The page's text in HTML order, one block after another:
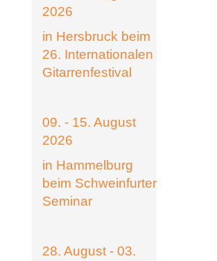
2026
in Hersbruck beim
26. Internationalen
Gitarrenfestival
09. - 15. August
2026
in Hammelburg
beim Schweinfurter
Seminar
28. August - 03.